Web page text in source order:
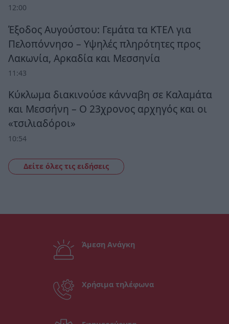
12:00
Έξοδος Αυγούστου: Γεμάτα τα ΚΤΕΛ για
Πελοπόννησο – Υψηλές πληρότητες προς
Λακωνία, Αρκαδία και Μεσσηνία
11:43
Κύκλωμα διακινούσε κάνναβη σε Καλαμάτα
και Μεσσήνη – Ο 23χρονος αρχηγός και οι
«τσιλιαδόροι»
10:54
Δείτε όλες τις ειδήσεις
Άμεση Ανάγκη
Χρήσιμα τηλέφωνα